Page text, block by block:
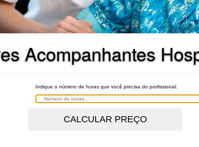
Acompanhantes
Indique o número de horas que você precisa do profissional: